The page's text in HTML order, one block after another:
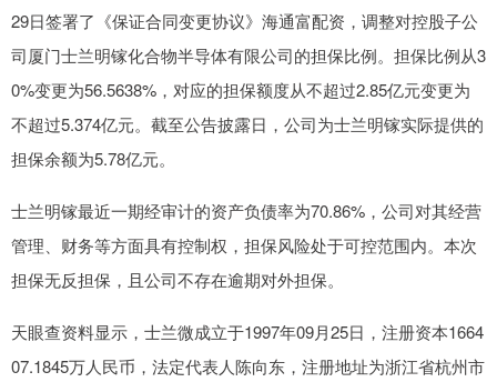
29日签署了《保证合同变更协议》海通富配资，调整对控股子公
司厦门士兰明镓化合物半导体有限公司的担保比例。担保比例从3
0%变更为56.5638%，对应的担保额度从不超过2.85亿元变更为
不超过5.374亿元。截至公告披露日，公司为士兰明镓实际提供的
担保余额为5.78亿元。
士兰明镓最近一期经审计的资产负债率为70.86%，公司对其经营
管理、财务等方面具有控制权，担保风险处于可控范围内。本次
担保无反担保，且公司不存在逾期对外担保。
天眼查资料显示，士兰微成立于1997年09月25日，注册资本1664
07.1845万人民币，法定代表人陈向东，注册地址为浙江省杭州市